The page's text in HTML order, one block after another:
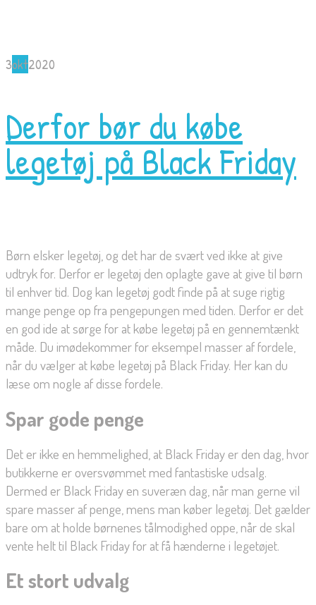
3okt2020
Derfor bør du købe
legetøj på Black Friday
Børn elsker legetøj, og det har de svært ved ikke at give
udtryk for. Derfor er legetøj den oplagte gave at give til børn
til enhver tid. Dog kan legetøj godt finde på at suge rigtig
mange penge op fra pengepungen med tiden. Derfor er det
en god ide at sørge for at købe legetøj på en gennemtænkt
måde. Du imødekommer for eksempel masser af fordele,
når du vælger at købe legetøj på Black Friday. Her kan du
læse om nogle af disse fordele.
Spar gode penge
Det er ikke en hemmelighed, at Black Friday er den dag, hvor
butikkerne er oversvømmet med fantastiske udsalg.
Dermed er Black Friday en suveræn dag, når man gerne vil
spare masser af penge, mens man køber legetøj. Det gælder
bare om at holde børnenes tålmodighed oppe, når de skal
vente helt til Black Friday for at få hænderne i legetøjet.
Et stort udvalg